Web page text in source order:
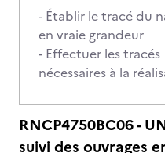
- Établir le tracé du
en vraie grandeur
- Effectuer les tracés
nécessaires à la
RNCP4750BC06 -
suivi des ouvrages